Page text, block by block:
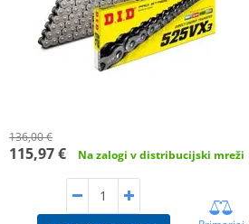
136,00 €
115,97 € Na zalogi v distribucijski mreži